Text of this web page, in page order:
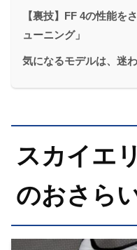
【裏技】FF 4の性能を
ューニング」
気になるモデルは、迷
スカイエ
のおさら